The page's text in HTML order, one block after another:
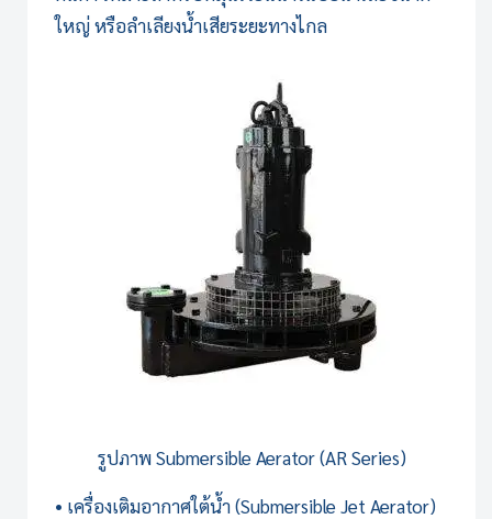
ใหญ่ หรือลำเลียงน้ำเสียระยะทางไกล
รูปภาพSubmersible Aerator (AR Series)
• เครื่องเติมอากาศใต้น้ำ (Submersible Jet Aerator)